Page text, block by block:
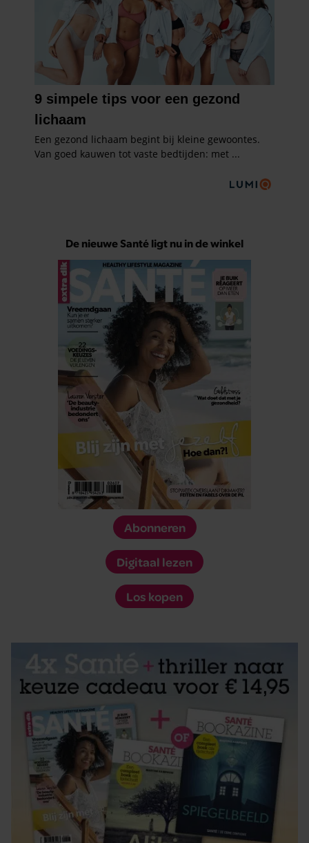
De nieuwe Santé ligt nu in de winkel
Abonneren
Digitaal lezen
Los kopen